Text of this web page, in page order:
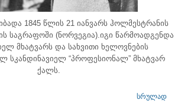
1845 წლის 21 იანვარს ჰოლმესტრანის
საგრაფოში (ნორვეგია).იგი წარმოადგენდა
მხატვარს და სახვითი ხელოვნების
სკანდინავიელ “პროფესიონალ” მხატვარ
ქალს.
ᲡᲠᲣᲚᲐᲓ